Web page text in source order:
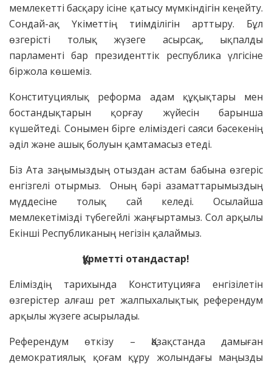
мемлекетті басқару ісіне қатысу мүмкіндігін кеңейту.
Сондай-ақ Үкіметтің тиімділігін арттыру. Бұл
өзгерісті толық жүзеге асырсақ, ықпалды
парламенті бар президенттік республика үлгісіне
біржола көшеміз.
Конституциялық реформа адам құқықтары мен
бостандықтарын қорғау жүйесін барынша
күшейтеді. Сонымен бірге еліміздегі саяси бәсекенің
әділ және ашық болуын қамтамасыз етеді.
Біз Ата заңымыздың отыздан астам бабына өзгеріс
енгізгелі отырмыз. Оның бәрі азаматтарымыздың
мүддесіне толық сай келеді. Осылайша
мемлекетімізді түбегейлі жаңғыртамыз. Сол арқылы
Екінші Республиканың негізін қалаймыз.
Құрметті отандастар!
Еліміздің тарихында Конституцияға енгізілетін
өзгерістер алғаш рет жалпыхалықтық референдум
арқылы жүзеге асырылады.
Референдум өткізу – Қазақстанда дамыған
демократиялық қоғам құру жолындағы маңызды